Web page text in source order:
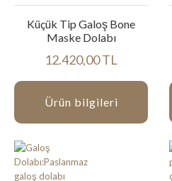
Küçük Tip Galoş Bone
Maske Dolabı
12.420,00 TL
Ürün bilgileri